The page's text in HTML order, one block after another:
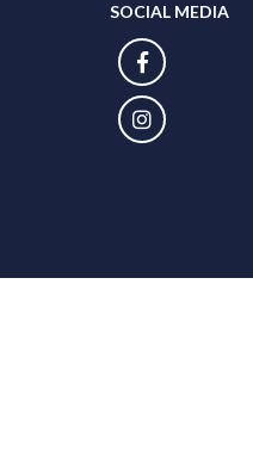
SOCIAL MEDIA